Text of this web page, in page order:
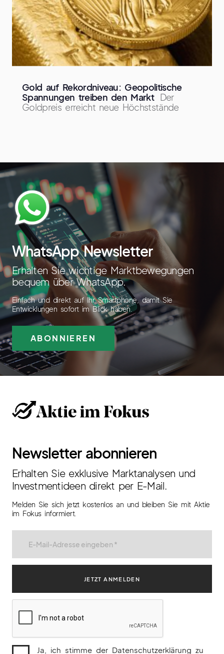
Gold auf Rekordniveau: Geopolitische
Spannungen treiben den Markt Der
Goldpreis erreicht neue Höchststände
WhatsApp Newsletter
Erhalten Sie wichtige Marktbewegungen
bequem über WhatsApp.
Einfach und direkt auf Ihr Smartphone, damit Sie
Entwicklungen sofort im Blick haben.
ABONNIEREN
Newsletter abonnieren
Erhalten Sie exklusive Marktanalysen und
Investmentideen direkt per E-Mail.
Melden Sie sich jetzt kostenlos an und bleiben Sie mit Aktie
im Fokus informiert.
Ja, ich stimme der Datenschutzerklärung zu